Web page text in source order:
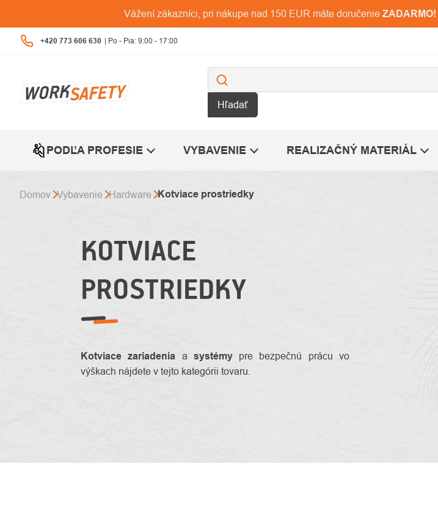
obsah
Vážení zákazníci, pri nákupe nad 150 EUR máte doručenie ZADARMO!
+420 773 606 630
Hľadať
PODĽA PROFESIE VYBAVENIE REALIZAČNÝ MATERIÁL
Domov Vybavenie Hardware Kotviace prostriedky
KOTVIACE
PROSTRIEDKY
Kotviace zariadenia a systémypre bezpečnú prácu vo
výškach nájdete v tejto kategórii tovaru.